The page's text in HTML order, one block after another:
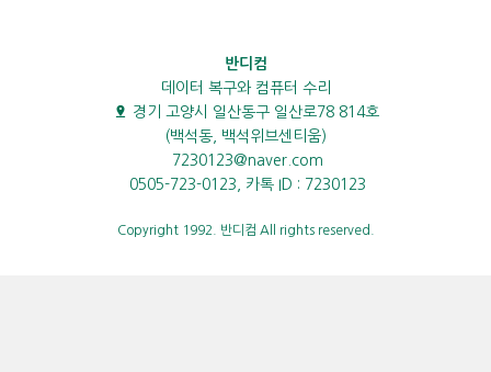
반디컴
데이터 복구와 컴퓨터 수리
경기 고양시 일산동구 일산로78 814호
(백석동, 백석위브센티움)
7230123@naver.com
0505-723-0123, 카톡 ID : 7230123
Copyright 1992. 반디컴 All rights reserved.